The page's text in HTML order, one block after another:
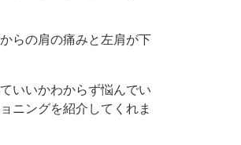
らの肩の痛みと左肩が下
いいかわからず悩んでい
ニングを紹介してくれま